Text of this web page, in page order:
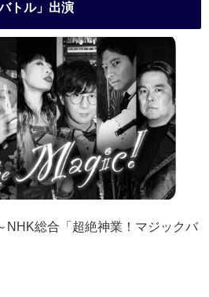
トル」出演
NHK総合「超絶神業！マジックバ